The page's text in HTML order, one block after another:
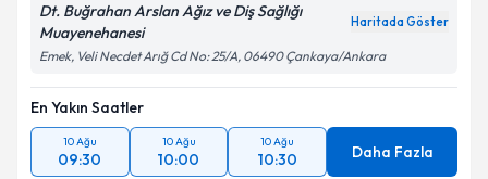
Dt. Buğrahan Arslan Ağız ve Diş Sağlığı
Muayenehanesi
Haritada Göster
Emek, Veli Necdet Arığ Cd No: 25/A, 06490 Çankaya/Ankara
En Yakın Saatler
10 Ağu
09:30
10 Ağu
10:00
10 Ağu
10:30 Daha Fazla